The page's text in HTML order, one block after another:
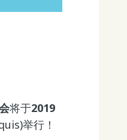
将于2019
举行！